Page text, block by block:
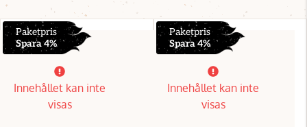
Paketpris
Spara 4%
Innehållet kan inte
visas
Paketpris
Spara 4%
Innehållet kan inte
visas